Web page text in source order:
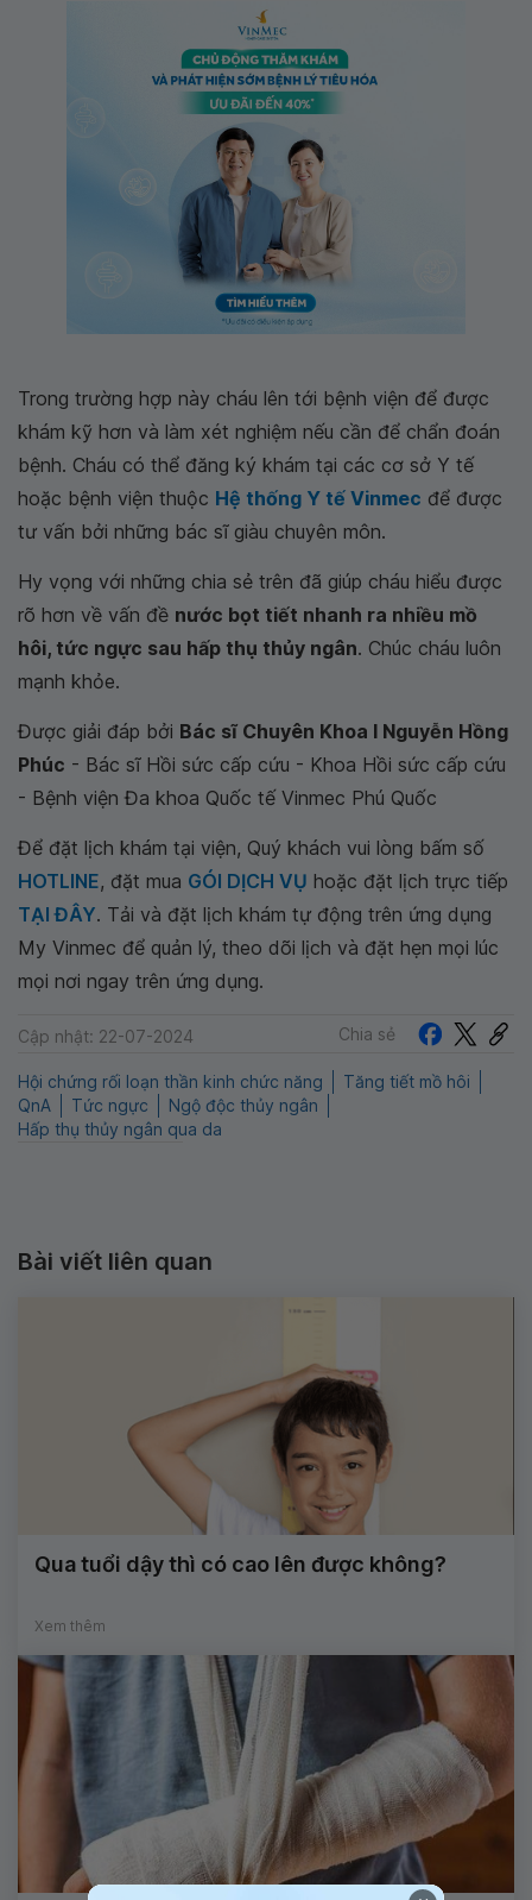
Trong trường hợp này cháu lên tới bệnh viện để được
khám kỹ hơn và làm xét nghiệm nếu cần để chẩn đoán
bệnh. Cháu có thể đăng ký khám tại các cơ sở Y tế
hoặc bệnh viện thuộc Hệ thống Y tế Vinmec để được
tư vấn bởi những bác sĩ giàu chuyên môn.
Hy vọng với những chia sẻ trên đã giúp cháu hiểu được
rõ hơn về vấn đề nước bọt tiết nhanh ra nhiều mồ
hôi, tức ngực sau hấp thụ thủy ngân. Chúc cháu luôn
mạnh khỏe.
Được giải đáp bởi Bác sĩ Chuyên Khoa I Nguyễn Hồng
Phúc - Bác sĩ Hồi sức cấp cứu - Khoa Hồi sức cấp cứu
- Bệnh viện Đa khoa Quốc tế Vinmec Phú Quốc
Để đặt lịch khám tại viện, Quý khách vui lòng bấm số
HOTLINE, đặt mua GÓI DỊCH VỤ hoặc đặt lịch trực tiếp
TẠI ĐÂY. Tải và đặt lịch khám tự động trên ứng dụng
My Vinmec để quản lý, theo dõi lịch và đặt hẹn mọi lúc
mọi nơi ngay trên ứng dụng.
Cập nhật: 22-07-2024 Chia sẻ
Hội chứng rối loạn thần kinh chức năng
Tăng tiết mồ hôi
QnA
Tức ngực
Ngộ độc thủy ngân
Hấp thụ thủy ngân qua da
Bài viết liên quan
Qua tuổi dậy thì có cao lên được không?
Xem thêm